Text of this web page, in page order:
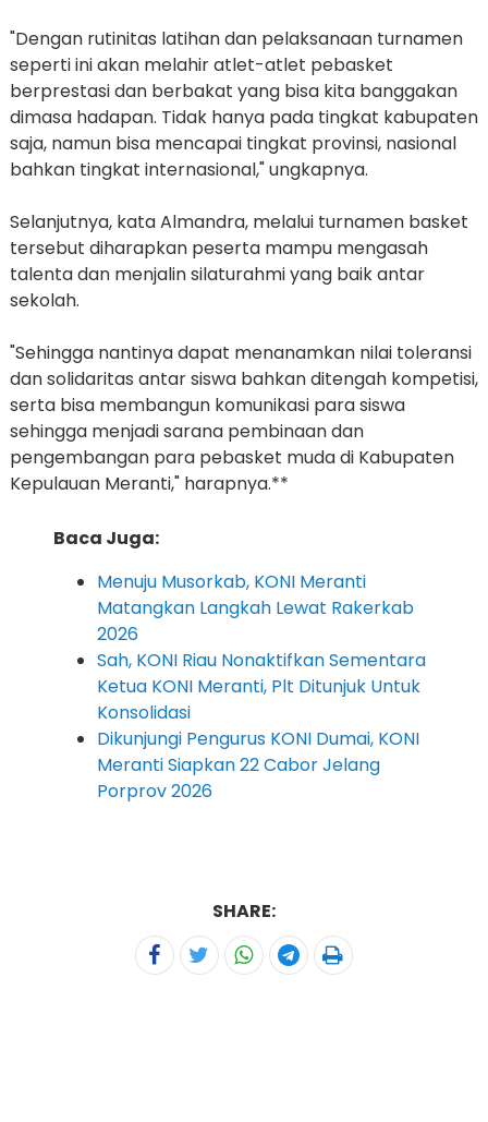
"Dengan rutinitas latihan dan pelaksanaan turnamen
seperti ini akan melahir atlet-atlet pebasket
berprestasi dan berbakat yang bisa kita banggakan
dimasa hadapan. Tidak hanya pada tingkat kabupaten
saja, namun bisa mencapai tingkat provinsi, nasional
bahkan tingkat internasional," ungkapnya.
Selanjutnya, kata Almandra, melalui turnamen basket
tersebut diharapkan peserta mampu mengasah
talenta dan menjalin silaturahmi yang baik antar
sekolah.
"Sehingga nantinya dapat menanamkan nilai toleransi
dan solidaritas antar siswa bahkan ditengah kompetisi,
serta bisa membangun komunikasi para siswa
sehingga menjadi sarana pembinaan dan
pengembangan para pebasket muda di Kabupaten
Kepulauan Meranti," harapnya.**
Baca Juga:
Menuju Musorkab, KONI Meranti
Matangkan Langkah Lewat Rakerkab
2026
Sah, KONI Riau Nonaktifkan Sementara
Ketua KONI Meranti, Plt Ditunjuk Untuk
Konsolidasi
Dikunjungi Pengurus KONI Dumai, KONI
Meranti Siapkan 22 Cabor Jelang
Porprov 2026
SHARE: